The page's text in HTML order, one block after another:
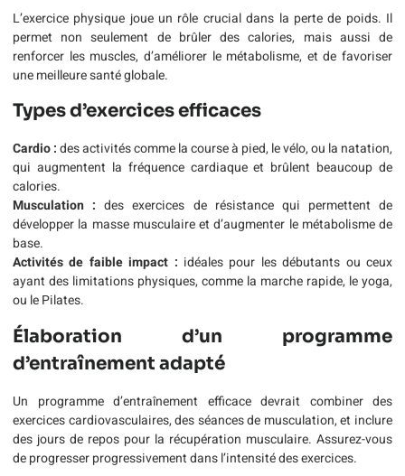
L’exercice physique joue un rôle crucial dans la perte de poids. Il
permet non seulement de brûler des calories, mais aussi de
renforcer les muscles, d’améliorer le métabolisme, et de favoriser
une meilleure santé globale.
Types d’exercices efficaces
Cardio :des activités comme la course à pied, le vélo, ou la natation,
qui augmentent la fréquence cardiaque et brûlent beaucoup de
calories.
Musculation : des exercices de résistance qui permettent de
développer la masse musculaire et d’augmenter le métabolisme de
base.
Activités de faible impact : idéales pour les débutants ou ceux
ayant des limitations physiques, comme la marche rapide, le yoga,
ou le Pilates.
Élaboration d’un programme
d’entraînement adapté
Un programme d’entraînement efficace devrait combiner des
exercices cardiovasculaires, des séances de musculation, et inclure
des jours de repos pour la récupération musculaire. Assurez-vous
de progresser progressivement dans l’intensité des exercices.